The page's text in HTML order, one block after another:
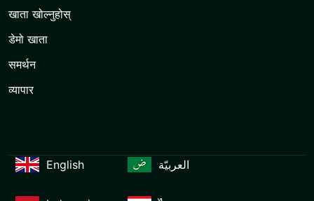
खाता खोल्नुहोस्
डेमो खाता
समर्थन
व्यापार
English العربيّة